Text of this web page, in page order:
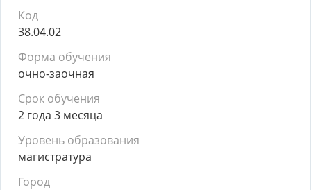
Код
38.04.02
Форма обучения
очно-заочная
Срок обучения
2 года 3 месяца
Уровень образования
магистратура
Город